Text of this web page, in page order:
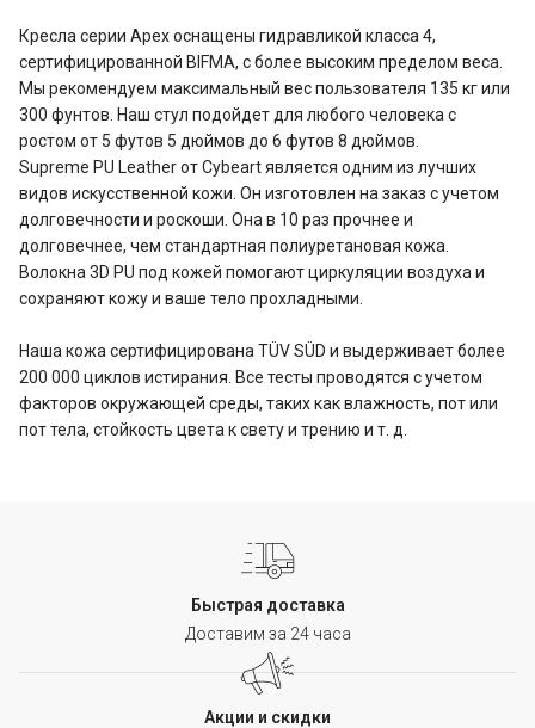
Кресла серии Apex оснащены гидравликой класса 4,
сертифицированной BIFMA, с более высоким пределом веса.
Мы рекомендуем максимальный вес пользователя 135 кг или
300 фунтов. Наш стул подойдет для любого человека с
ростом от 5 футов 5 дюймов до 6 футов 8 дюймов.
Supreme PU Leather от Cybeart является одним из лучших
видов искусственной кожи. Он изготовлен на заказ с учетом
долговечности и роскоши. Она в 10 раз прочнее и
долговечнее, чем стандартная полиуретановая кожа.
Волокна 3D PU под кожей помогают циркуляции воздуха и
сохраняют кожу и ваше тело прохладными.
Наша кожа сертифицирована TÜV SÜD и выдерживает более
200 000 циклов истирания. Все тесты проводятся с учетом
факторов окружающей среды, таких как влажность, пот или
пот тела, стойкость цвета к свету и трению и т. д.
Быстрая доставка
Доставим за 24 часа
Акции и скидки